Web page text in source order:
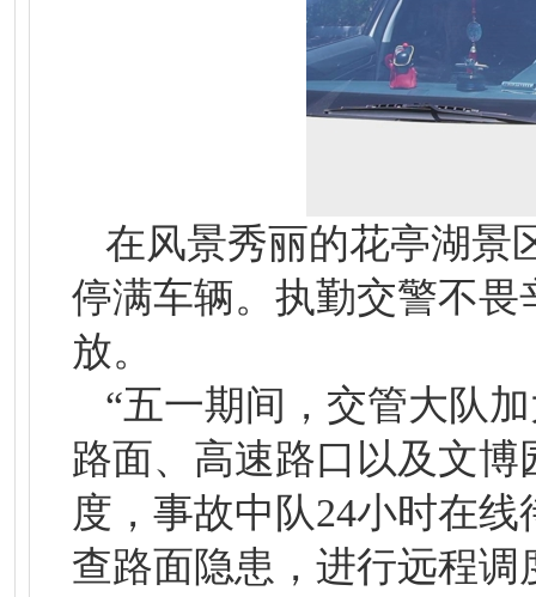
在风景秀丽的花亭湖景
停满车辆。执勤交警不
放。
“五一期间，交管大队
路面、高速路口以及文
度，事故中队24小时在
查路面隐患，进行远程